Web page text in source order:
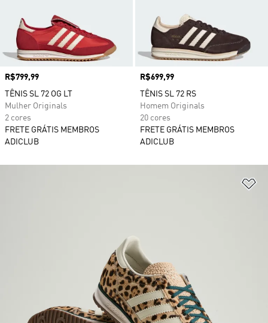
Preço
R$799,99
TÊNIS SL 72 OG LT
Mulher Originals
2 cores
FRETE GRÁTIS MEMBROS
ADICLUB
Preço
R$699,99
TÊNIS SL 72 RS
Homem Originals
20 cores
FRETE GRÁTIS MEMBROS
ADICLUB